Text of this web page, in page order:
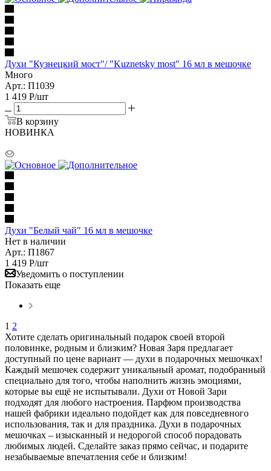
Духи "Кузнецкий мост"/ "Kuznetsky most" 16 мл в мешочке
Много
Арт.: П1039
1 419 Р/шт
В корзину
НОВИНКА
Духи "Белый чай" 16 мл в мешочке
Нет в наличии
Арт.: П1867
1 419 Р/шт
Уведомить о поступлении
Показать еще
1 2
Хотите сделать оригинальный подарок своей второй
половинке, родным и близким? Новая Заря предлагает
доступный по цене вариант — духи в подарочных мешочках!
Каждый мешочек содержит уникальный аромат, подобранный
специально для того, чтобы наполнить жизнь эмоциями,
которые вы ещё не испытывали. Духи от Новой Зари
подходят для любого настроения. Парфюм производства
нашей фабрики идеально подойдет как для повседневного
использования, так и для праздника. Духи в подарочных
мешочках – изысканный и недорогой способ порадовать
любимых людей. Сделайте заказ прямо сейчас, и подарите
незабываемые впечатления себе и близким!